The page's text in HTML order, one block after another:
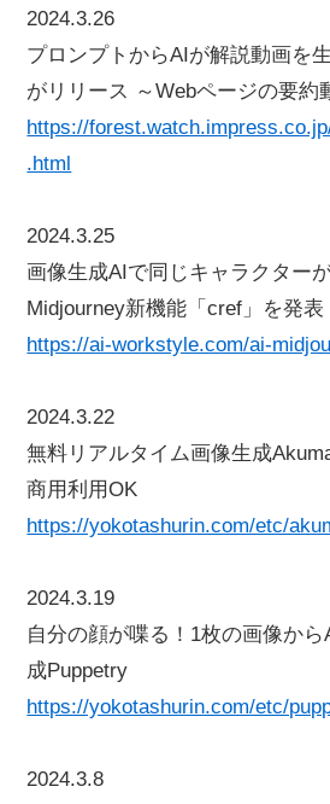
2024.3.26
プロンプトからAIが解説動画を
がリリース ～Webページの要約
https://
.html
2024.3.25
画像生成AIで同じキャラクター
Midjourney新機能「cref」を発表
https://ai-workstyle.com/ai-
2024.3.22
無料リアルタイム画像生成
商用利用OK
https://yokotashurin.com/etc/
2024.3.19
自分の顔が喋る！1枚の画像か
成Puppetry
https://yokotashurin.com/etc/
2024.3.8